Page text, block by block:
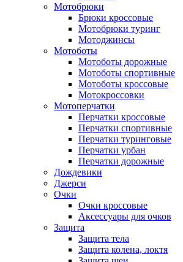
Мотобрюки
Брюки кроссовые
Мотобрюки туринг
Мотоджинсы
Мотоботы
Мотоботы дорожные
Мотоботы спортивные
Мотоботы кроссовые
Мотокроссовки
Мотоперчатки
Перчатки кроссовые
Перчатки спортивные
Перчатки туринговые
Перчатки урбан
Перчатки дорожные
Дождевики
Джерси
Очки
Очки кроссовые
Аксессуары для очков
Защита
Защита тела
Защита колена, локтя